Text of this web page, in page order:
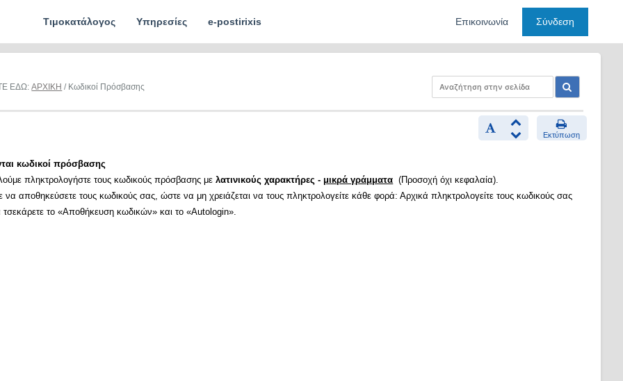
Τιμοκατάλογος Υπηρεσίες e-postirixis Επικοινωνία Σύνδεση
ΕΔΩ:ΑΡΧΙΚΗ / Κωδικοί Πρόσβασης
Εκτύπωση
κωδικοί πρόσβασης
πληκτρολογήστε τους κωδικούς πρόσβασης μελατινικούς χαρακτήρες - μικρά γράμματα (Προσοχή όχι κεφαλαία).
να αποθηκεύσετε τους κωδικούς σας, ώστε να μη χρειάζεται να τους πληκτρολογείτε κάθε φορά: Αρχικά πληκτρολογείτε τους κωδικούς σας
τσεκάρετε το «Αποθήκευση κωδικών» και το «Autologin».